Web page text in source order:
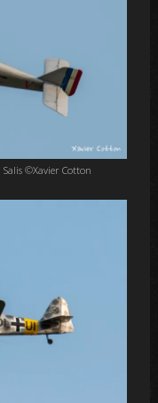
Salis ©Xavier Cotton